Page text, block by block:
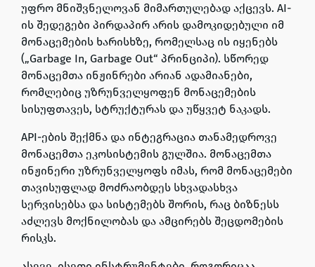
უფრო მნიშვნელოვან მიმართულებად აქცევს. AI-
ის შედეგები პირდაპირ არის დამოკიდებული იმ
მონაცემების ხარისხზე, რომელსაც ის იყენებს
(„Garbage In, Garbage Out“ პრინციპი). სწორედ
მონაცემთა ინჟინრები არიან ადამიანები,
რომლებიც უზრუნველყოფენ მონაცემების
სისუფთავეს, სტრუქტურას და უწყვეტ ნაკადს.
API-ების შექმნა და ინტეგრაცია თანამედროვე
მონაცემთა ეკოსისტემის გულშია. მონაცემთა
ინჟინერი უზრუნველყოფს იმას, რომ მონაცემები
თავისუფლად მოძრაობდეს სხვადასხვა
სერვისებსა და სისტემებს შორის, რაც ბიზნესს
აძლევს მოქნილობას და ამცირებს შეცდომების
რისკს.